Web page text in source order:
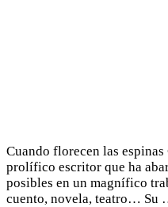
Cuando florecen las
prolífico escritor que ha
posibles en un magnífico
cuento, novela, teatro… Su